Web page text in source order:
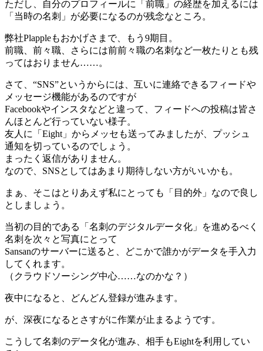
ただし、自分のプロフィールに「前職」の経歴を加えるには
「当時の名刺」が必要になるのが残念なところ。
弊社Plappleもおかげさまで、もう9期目。
前職、前々職、さらには前前々職の名刺など一枚たりとも残
ってはおりません……。
さて、“SNS”というからには、互いに連絡できるフィードや
メッセージ機能があるのですが
Facebookやインスタなどと違って、フィードへの投稿は皆さ
んほとんど行っていない様子。
友人に「Eight」からメッセも送ってみましたが、プッシュ
通知を切っているのでしょう。
まったく返信がありません。
なので、SNSとしてはあまり期待しない方がいいかも。
まぁ、そこはとりあえず私にとっても「目的外」なので良し
としましょう。
当初の目的である「名刺のデジタルデータ化」を進めるべく
名刺を次々と写真にとって
Sansanのサーバーに送ると、どこかで誰かがデータを手入力
してくれます。
（クラウドソーシング中心……なのかな？）
夜中になると、どんどん登録が進みます。
が、深夜になるとさすがに作業が止まるようです。
こうして名刺のデータ化が進み、相手もEightを利用してい